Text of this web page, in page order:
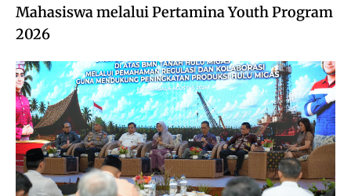
Mahasiswa melalui Pertamina Youth Program
2026